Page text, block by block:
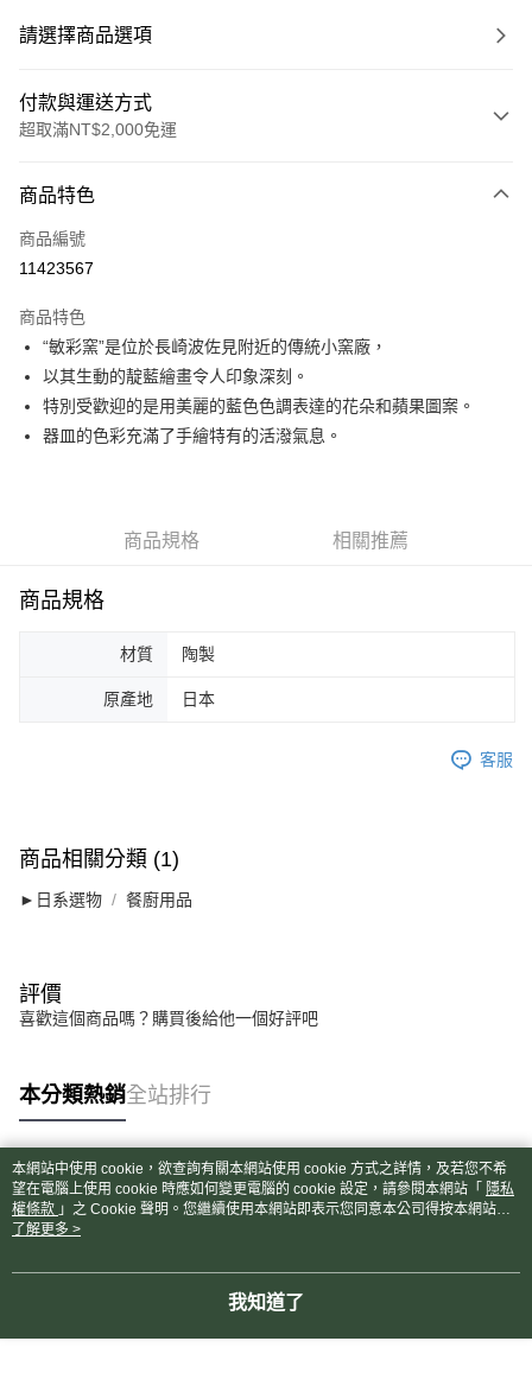
請選擇商品選項
付款與運送方式
超取滿NT$2,000免運
信用卡一次付款
超商取貨付款
運送方式
全家取貨付款
每筆NT$100，滿NT$2,000(含以上)免運費
付款後全家取貨
每筆NT$100，滿NT$2,000(含以上)免運費
每筆NT$100，滿NT$2,000(含以上)免運費
商品特色
商品編號
11423567
商品特色
“敏彩窯”是位於長崎波佐見附近的傳統小窯廠，
以其生動的靛藍繪畫令人印象深刻。
特別受歡迎的是用美麗的藍色色調表達的花朵和蘋果圖案。
器皿的色彩充滿了手繪特有的活潑氣息。
商品規格 相關推薦
商品規格
材質 陶製
原產地 日本
客服
商品相關分類 (1)
►日系選物 餐廚用品
評價
喜歡這個商品嗎？購買後給他一個好評吧
本分類熱銷全站排行
熱門標籤
本網站中使用 cookie，欲查詢有關本網站使用 cookie 方式之詳情，及若您不希
望在電腦上使用 cookie 時應如何變更電腦的 cookie 設定，請參閱本網站「 隱私
權條款 」之 Cookie 聲明。您繼續使用本網站即表示您同意本公司得按本網站使
用條款之 Cookie 聲明使用 cookie。
了解更多 >
我知道了